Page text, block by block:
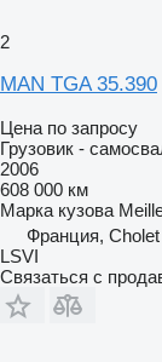
2
MAN TGA 35.390
Цена по запросу
Грузовик -
2006
608 000 км
Марка кузова
Франция, Cholet
LSVI
Связаться с